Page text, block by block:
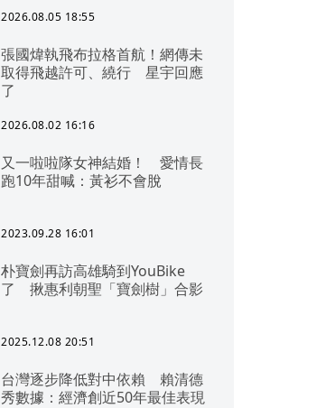
2026.08.05 18:55
張國煒執飛布拉格首航！網傳未
取得飛越許可、繞行 星宇回應
了
2026.08.02 16:16
又一啦啦隊女神結婚！ 愛情長
跑10年甜喊：黃衫不會脫
2023.09.28 16:01
朴寶劍再訪高雄騎到YouBike
了 揪惠利朝聖「寶劍樹」合影
2025.12.08 20:51
台灣逐步降低對中依賴 賴清德
秀數據：經濟創近50年最佳表現